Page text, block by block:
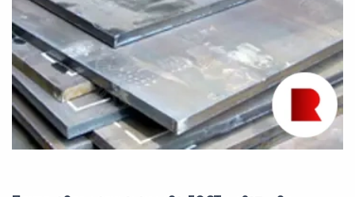
3700,00
3800,00
3900,00
3970,00
4000,00
4100,00